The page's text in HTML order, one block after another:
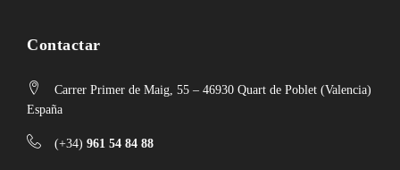
Contactar
Carrer Primer de Maig, 55 – 46930 Quart de Poblet (Valencia)
España
(+34) 961 54 84 88